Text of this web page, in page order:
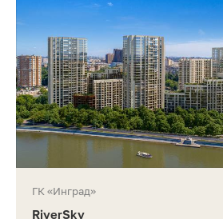
ГК «Инград»
RiverSky